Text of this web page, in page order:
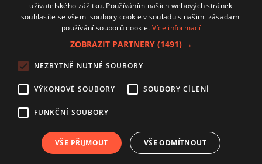
Přihlášením k newsletteru vyjadřujete svůj souhlas spodmínkami
zpracování osobních údajů.
Zásady používání souborů cookies
Autoři
Nastavení cookies
uživatelského zážitku. Používáním našich webových stránek
souhlasíte se všemi soubory cookie v souladu s našimi zásadami
používání souborů cookie. Více informací
ZOBRAZIT PARTNERY (1491) →
NEZBYTNĚ NUTNÉ SOUBORY
VÝKONOVÉ SOUBORY SOUBORY CÍLENÍ
FUNKČNÍ SOUBORY
VŠE PŘIJMOUT VŠE ODMÍTNOUT